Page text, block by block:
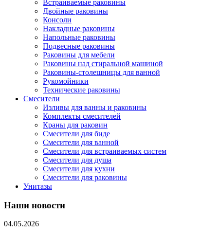
Встраиваемые раковины
Двойные раковины
Консоли
Накладные раковины
Напольные раковины
Подвесные раковины
Раковины для мебели
Раковины над стиральной машиной
Раковины-столешницы для ванной
Рукомойники
Технические раковины
Смесители
Изливы для ванны и раковины
Комплекты смесителей
Краны для раковин
Смесители для биде
Смесители для ванной
Смесители для встраиваемых систем
Смесители для душа
Смесители для кухни
Смесители для раковины
Унитазы
Наши новости
04.05.2026